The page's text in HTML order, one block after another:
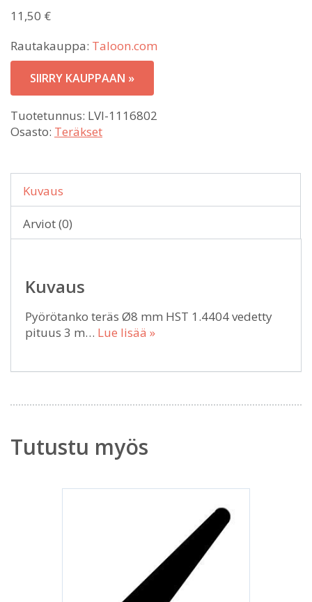
11,50 €
Rautakauppa: Taloon.com
SIIRRY KAUPPAAN »
Tuotetunnus: LVI-1116802
Osasto: Teräkset
Kuvaus
Arviot (0)
Kuvaus
Pyörötanko teräs Ø8 mm HST 1.4404 vedetty
pituus 3 m… Lue lisää »
Tutustu myös